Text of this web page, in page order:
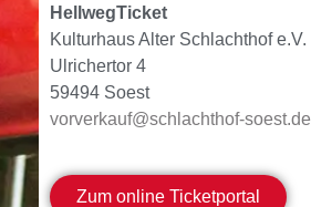
HellwegTicket
Kulturhaus Alter Schlachthof e.V.
Ulrichertor 4
59494 Soest
vorverkauf@schlachthof-soest.de
Zum online Ticketportal